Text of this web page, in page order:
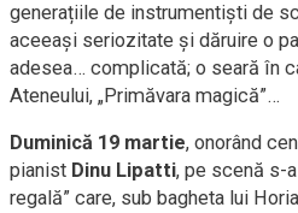
generațiile de instrumentiști de
aceeași seriozitate și dăruire o
adesea… complicată; o seară în
Ateneului, „Primăvara magică”…
Duminică 19 martie, onorând
pianist Dinu Lipatti, pe scenă s-
regală” care, sub bagheta lui